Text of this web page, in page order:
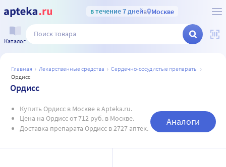
в течение 7 днейв Москве
Каталог
главная лекарственные средства
сердечно-сосудистые препараты
ордисс
Ордисс
Купить Ордисс в Москве в Apteka.ru.
Цена на Ордисс от 712 руб. в Москве.
Доставка препарата Ордисс в 2727 аптек.
Аналоги